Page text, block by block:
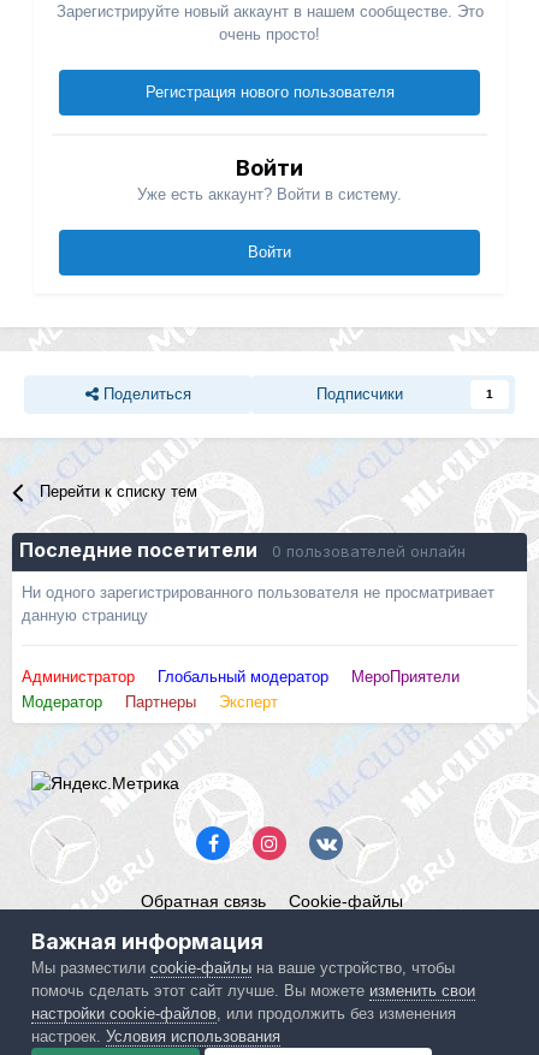
Зарегистрируйте новый аккаунт в нашем сообществе. Это
очень просто!
Регистрация нового пользователя
Войти
Уже есть аккаунт? Войти в систему.
Войти
Поделиться Подписчики 1
Перейти к списку тем
Последние посетители 0 пользователей онлайн
Ни одного зарегистрированного пользователя не просматривает
данную страницу
Администратор Глобальный модератор
МероПриятели
Модератор
Партнеры Эксперт
Обратная связь Cookie-файлы
Powered by Invision Community
Важная информация
Мы разместилиcookie-файлы на ваше устройство, чтобы
помочь сделать этот сайт лучше. Вы можете изменить свои
настройки cookie-файлов , или продолжить без изменения
настроек.Условия использования
IPS spam blocked by CleanTalk.